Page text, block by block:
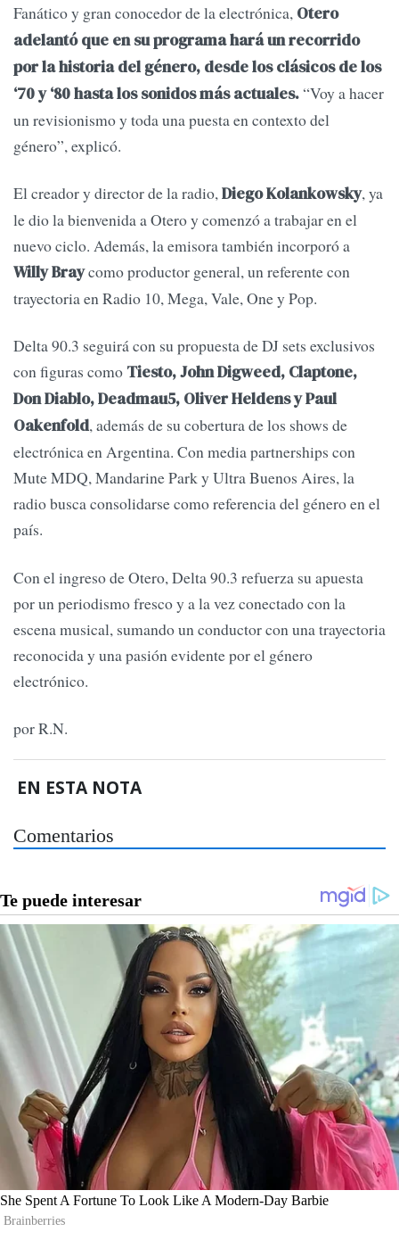
Fanático y gran conocedor de la electrónica, Otero
adelantó que en su programa hará un recorrido
por la historia del género, desde los clásicos de los
‘70 y ‘80 hasta los sonidos más actuales.“Voy a hacer
un revisionismo y toda una puesta en contexto del
género”, explicó.
El creador y director de la radio,Diego Kolankowsky, ya
le dio la bienvenida a Otero y comenzó a trabajar en el
nuevo ciclo. Además, la emisora también incorporó a
Willy Braycomo productor general, un referente con
trayectoria en Radio 10, Mega, Vale, One y Pop.
Delta 90.3 seguirá con su propuesta de DJ sets exclusivos
con figuras como Tiesto, John Digweed, Claptone,
Don Diablo, Deadmau5, Oliver Heldens y Paul
Oakenfold, además de su cobertura de los shows de
electrónica en Argentina. Con media partnerships con
Mute MDQ, Mandarine Park y Ultra Buenos Aires, la
radio busca consolidarse como referencia del género en el
país.
Con el ingreso de Otero, Delta 90.3 refuerza su apuesta
por un periodismo fresco y a la vez conectado con la
escena musical, sumando un conductor con una trayectoria
reconocida y una pasión evidente por el género
electrónico.
por R.N.
EN ESTA NOTA
Comentarios